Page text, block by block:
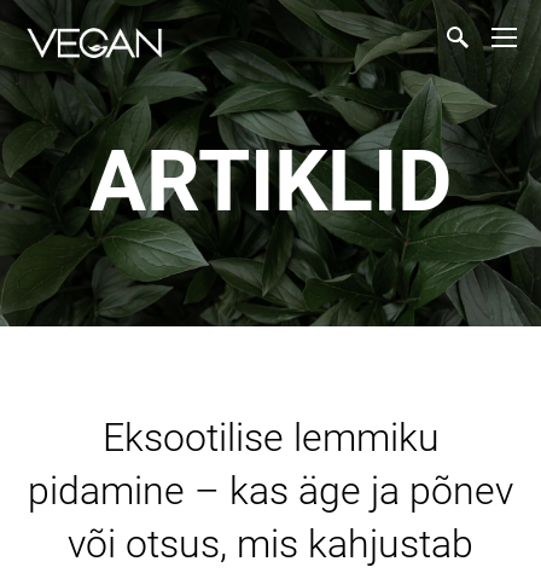
ARTIKLID
Eksootilise lemmiku
pidamine – kas äge ja põnev
või otsus, mis kahjustab